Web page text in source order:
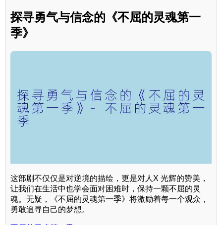
探寻勇气与信念的《不屈的灵魂第一
季》
这部剧不仅仅是对逆境的描绘，更是对人X 光辉的赞美，
让我们在生活中也学会面对困难时，保持一颗不屈的灵
魂。无疑，《不屈的灵魂第一季》将激励着每一个观众，
勇敢追寻自己的梦想。